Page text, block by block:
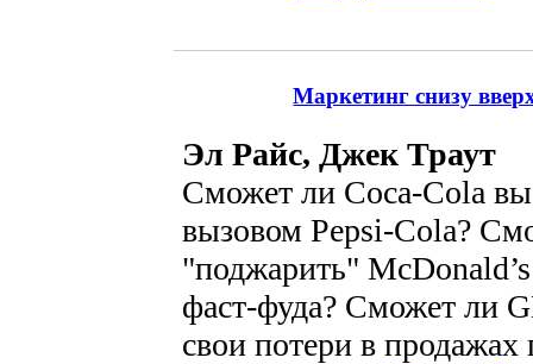
Маркетинг снизу
Эл Райс, Джек Траут
Сможет ли Coca-Cola
вызовом Pepsi-Cola?
"поджарить"
фаст-фуда? Сможет ли
свои потери в